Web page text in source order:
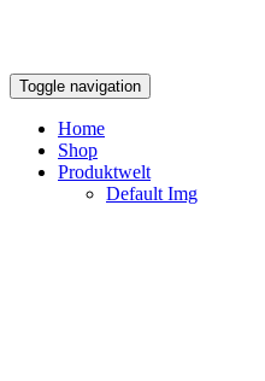
Toggle navigation
Home
Shop
Produktwelt
Default Img